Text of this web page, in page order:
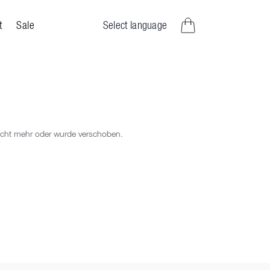
Sale Select language
Artikel im
mehr oder wurde verschoben.